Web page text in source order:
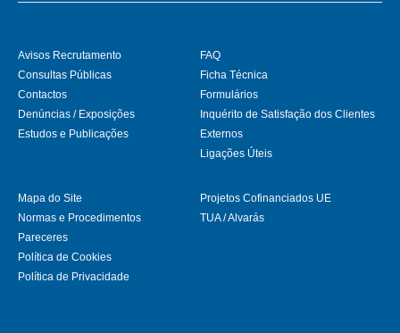
Avisos Recrutamento
Consultas Públicas
Contactos
Denúncias / Exposições
Estudos e Publicações
FAQ
Ficha Técnica
Formulários
Inquérito de Satisfação dos Clientes
Externos
Ligações Úteis
Mapa do Site
Normas e Procedimentos
Pareceres
Política de Cookies
Política de Privacidade
Projetos Cofinanciados UE
TUA / Alvarás